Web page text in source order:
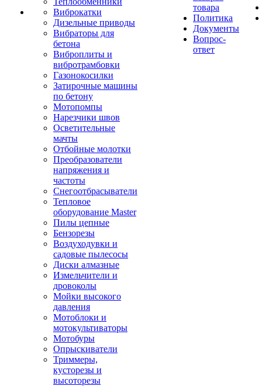
Виброкатки
Дизельные приводы
Вибраторы для
бетона
Виброплиты и
вибротрамбовки
Газонокосилки
Затирочные машины
по бетону
Мотопомпы
Нарезчики швов
Осветительные
мачты
Отбойные молотки
Преобразователи
напряжения и
частоты
Снегоотбрасыватели
Тепловое
оборудование Master
Пилы цепные
Бензорезы
Воздуходувки и
садовые пылесосы
Диски алмазные
Измельчители и
дровоколы
Мойки высокого
давления
Мотоблоки и
мотокультиваторы
Мотобуры
Опрыскиватели
Триммеры,
кусторезы и
высоторезы
товара
Политика
Документы
Вопрос-
ответ